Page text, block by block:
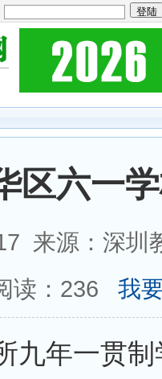
区六一
来源：深
： 236 我
九年一贯